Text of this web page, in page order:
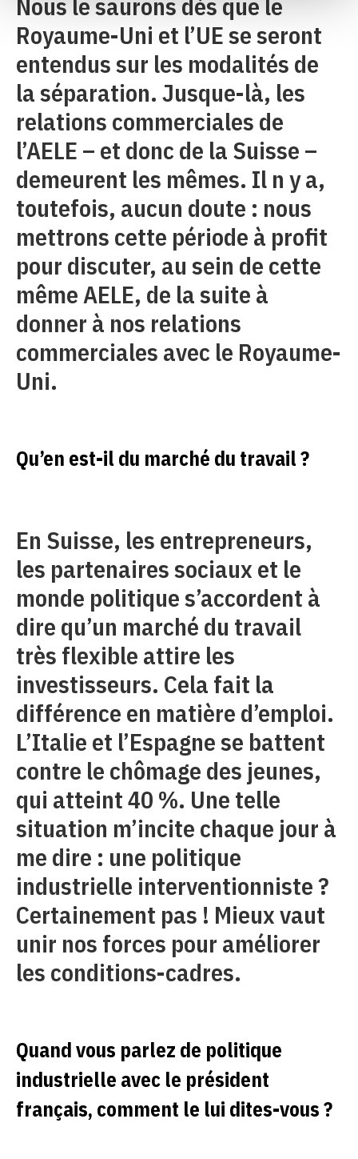
Royaume-Uni et l’UE se seront
entendus sur les modalités de
la séparation. Jusque-là, les
relations commerciales de
l’AELE – et donc de la Suisse –
demeurent les mêmes. Il n y a,
toutefois, aucun doute : nous
mettrons cette période à profit
pour discuter, au sein de cette
même AELE, de la suite à
donner à nos relations
commerciales avec le Royaume-
Uni.
Qu’en est-il du marché du travail ?
En Suisse, les entrepreneurs,
les partenaires sociaux et le
monde politique s’accordent à
dire qu’un marché du travail
très flexible attire les
investisseurs. Cela fait la
différence en matière d’emploi.
L’Italie et l’Espagne se battent
contre le chômage des jeunes,
qui atteint 40 %. Une telle
situation m’incite chaque jour à
me dire : une politique
industrielle interventionniste ?
Certainement pas ! Mieux vaut
unir nos forces pour améliorer
les conditions-cadres.
Quand vous parlez de politique
industrielle avec le président
français, comment le lui dites-vous ?